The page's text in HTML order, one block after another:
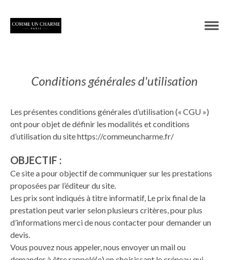
Conditions générales d'utilisation
Les présentes conditions générales d’utilisation (« CGU »)
ont pour objet de définir les modalités et conditions
d’utilisation du sitehttps://commeuncharme.fr/
OBJECTIF :
Ce site a pour objectif de communiquer sur les prestations
proposées par l’éditeur du site.
Les prix sont indiqués à titre informatif, Le prix final de la
prestation peut varier selon plusieurs critères, pour plus
d’informations merci de nous contacter pour demander un
devis.
Vous pouvez nous appeler, nous envoyer un mail ou